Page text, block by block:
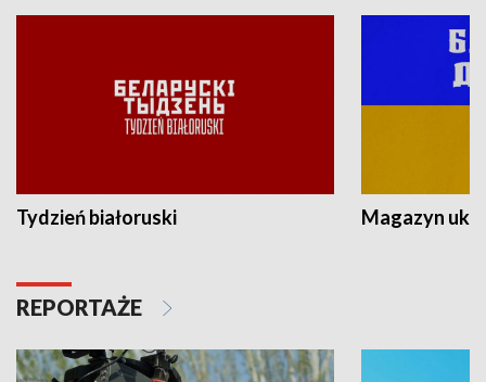
Tydzień białoruski Magazyn
REPORTAŻE